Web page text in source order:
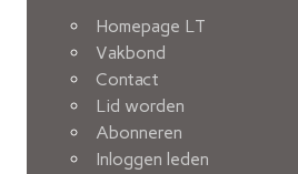
Homepage LT
Vakbond
Contact
Lid worden
Abonneren
Inloggen leden